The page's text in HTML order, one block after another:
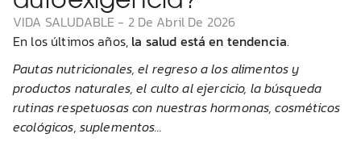
VIDA SALUDABLE - 2 De Abril De 2026
En los últimos años, la salud está en tendencia.
Pautas nutricionales, el regreso a los alimentos y
productos naturales, el culto al ejercicio, la búsqueda
rutinas respetuosas con nuestras hormonas, cosméticos
ecológicos, suplementos…